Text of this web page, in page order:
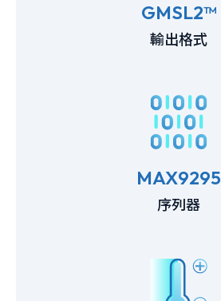
GMSL2™
輸出格式
MAX9295
序列器